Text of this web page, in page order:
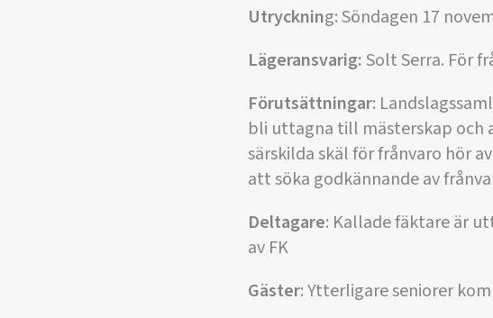
Utryckning: Söndagen 17
Lägeransvarig:Solt Serra. För
Förutsättningar:
bli uttagna till mästerskap och
särskilda skäl för frånvaro hör
att söka godkännande av
Deltagare: Kallade fäktare är
av FK
Gäster: Ytterligare seniorer